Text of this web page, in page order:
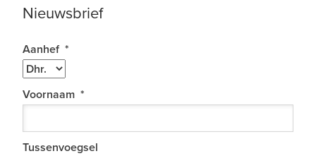
Nieuwsbrief
Aanhef *
Voornaam *
Tussenvoegsel